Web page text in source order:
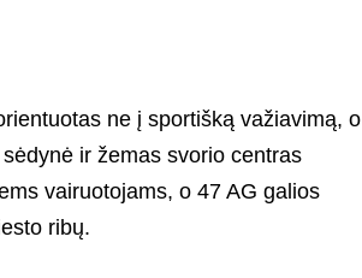
ne į sportišką važiavimą, o
ir žemas svorio centras
vairuotojams, o 47 AG galios
ribų.